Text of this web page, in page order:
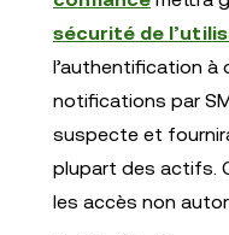
sécurité de
l’authentification à
notifications par
suspecte et
plupart des actifs.
les accès non